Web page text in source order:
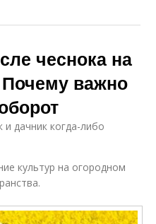
чеснока на
важно
дачник когда-либо
культур на огородном